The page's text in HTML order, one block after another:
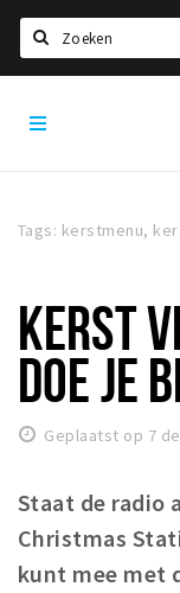
HOME
Studentenraad
Studentenroutes
New in town?
WONEN
Woonruimte
Inschrijven
Tags: kerstmenu,
KERST
DOE JE
Geplaatst op 7
Staat de radio
Christmas
kunt mee met